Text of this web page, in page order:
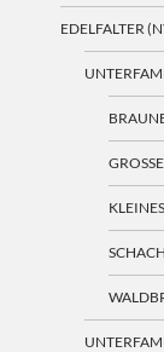
EDELFALTER